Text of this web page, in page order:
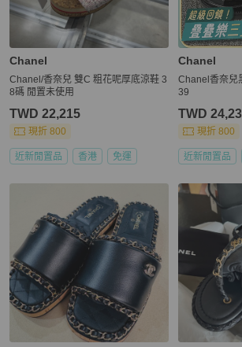
Chanel
Chanel/香奈兒 雙C 粗花呢厚底涼鞋 3
8碼 閒置未使用
TWD 22,215
現折 800
近新閒置品 香港 免運
Chanel
Chanel香奈兒
39
TWD
現折 800
近新閒置品